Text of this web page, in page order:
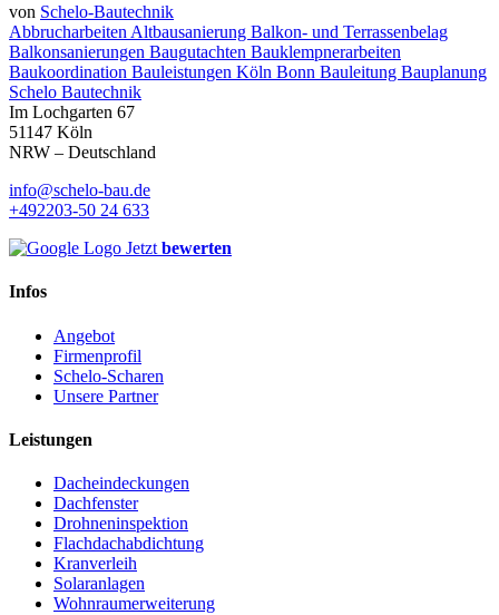
von Schelo-Bautechnik
Abbrucharbeiten Altbausanierung Balkon- und Terrassenbelag
Balkonsanierungen Baugutachten Bauklempnerarbeiten
Baukoordination Bauleistungen Köln Bonn Bauleitung Bauplanung
Schelo Bautechnik
Im Lochgarten 67
51147 Köln
NRW – Deutschland
info@schelo-bau.de
+492203-50 24 633
Jetzt bewerten
Infos
Angebot
Firmenprofil
Schelo-Scharen
Unsere Partner
Leistungen
Dacheindeckungen
Dachfenster
Drohneninspektion
Flachdachabdichtung
Kranverleih
Solaranlagen
Wohnraumerweiterung